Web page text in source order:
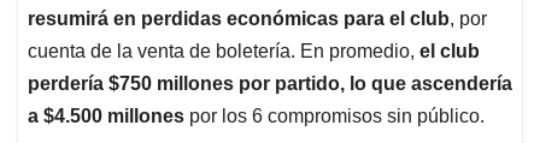
resumirá en perdidas económicas para el club, por
cuenta de la venta de boletería. En promedio, el club
perdería $750 millones por partido, lo que ascendería
a $4.500 millones por los 6 compromisos sin público.